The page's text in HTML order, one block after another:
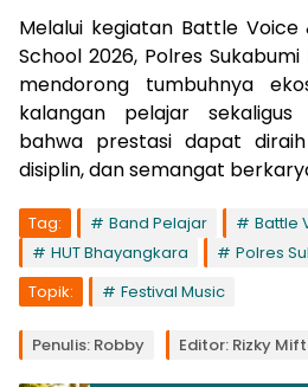
Melalui kegiatan Battle
School 2026, Polres
mendorong tumbuhnya
kalangan pelajar
bahwa prestasi dapat
disiplin, dan semangat
Tag: Band Pelajar
Battle
HUT Bhayangkara
Polres
Topik:
Festival Music
Penulis: Robby Editor: Rizky